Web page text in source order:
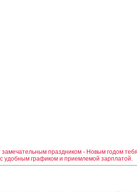
праздником - Новым годом
графиком и приемлемой зарплатой.